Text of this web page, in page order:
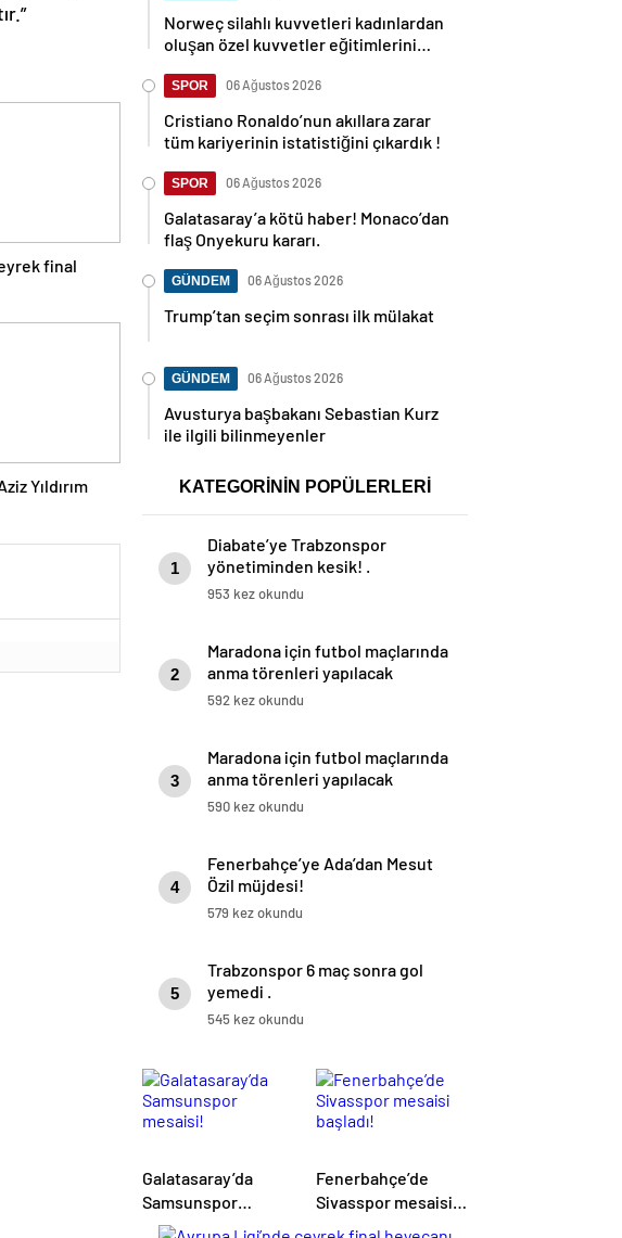
final
Yıldırım
Norweç silahlı kuvvetleri kadınlardan
oluşan özel kuvvetler eğitimlerini
SPOR 06 Ağustos 2026
Cristiano Ronaldo’nun akıllara zarar
tüm kariyerinin istatistiğini çıkardık !
SPOR 06 Ağustos 2026
Galatasaray’a kötü haber! Monaco’dan
flaş Onyekuru kararı.
GÜNDEM 06 Ağustos 2026
Trump’tan seçim sonrası ilk mülakat
GÜNDEM 06 Ağustos 2026
Avusturya başbakanı Sebastian Kurz
ile ilgili bilinmeyenler
KATEGORİNİN POPÜLERLERİ
1
Diabate’ye Trabzonspor
yönetiminden kesik! .
953 kez okundu
2
Maradona için futbol maçlarında
anma törenleri yapılacak
592 kez okundu
3
Maradona için futbol maçlarında
anma törenleri yapılacak
590 kez okundu
4
Fenerbahçe’ye Ada’dan Mesut
Özil müjdesi!
579 kez okundu
5
Trabzonspor 6 maç sonra gol
yemedi .
545 kez okundu
Galatasaray’da
Samsunspor
mesaisi!
Fenerbahçe’de
Sivasspor mesaisi
başladı!